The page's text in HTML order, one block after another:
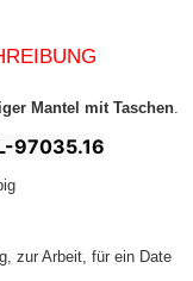
Mantel mit Taschen
97035.16
zur Arbeit, für ein Date